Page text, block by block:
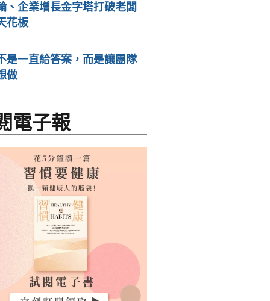
、企業增長金字塔打破老闆
花板
是一直給答案，而是讓團隊
做
電子報